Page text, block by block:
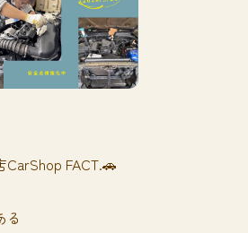
FACT.🚗
る